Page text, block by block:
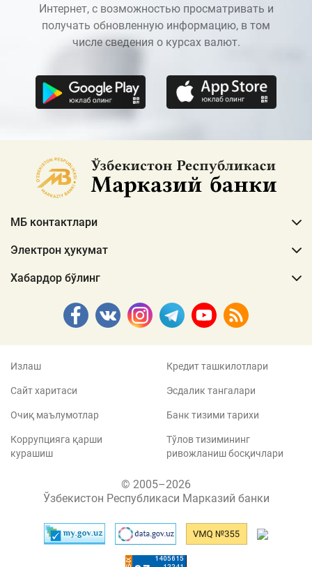
Интернет, с возможностью просматривать и
получать обновленную информацию, в том
числе сведения о курсах валют.
МБ контактлари
Электрон ҳукумат
Хабардор бўлинг
Излаш
Сайт харитаси
Очиқ маълумотлар
Коррупцияга қарши
курашиш
Кредит ташкилотлари
Эсдалик тангалари
Банк тизими тарихи
Тўлов тизимининг
ривожланиш босқичлари
© 2005–2026
Ўзбекистон Республикаси Марказий банки